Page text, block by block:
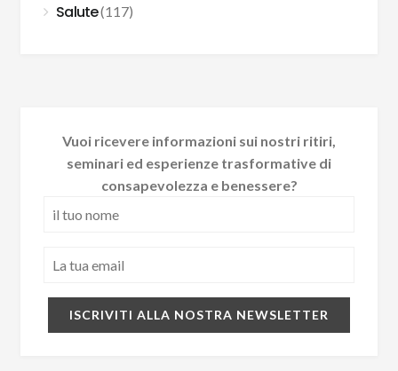
Salute(117)
Vuoi ricevere informazioni sui nostri ritiri,
seminari ed esperienze trasformative di
consapevolezza e benessere?